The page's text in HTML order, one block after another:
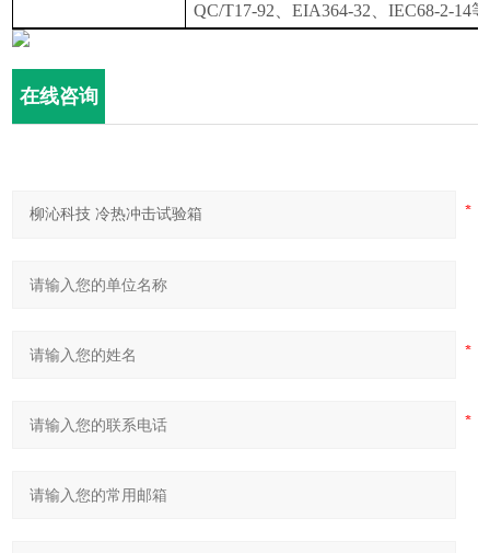
QC/T17-92 、EIA364-32 、IEC68-2-14等
在线咨询